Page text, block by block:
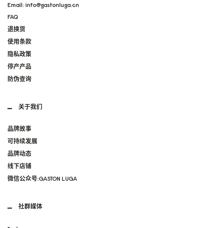
Email: info@gastonluga.cn
FAQ
退换货
使用条款
隐私政策
停产产品
防伪查询
关于我们
品牌故事
可持续发展
品牌动态
线下店铺
微信公众号:GASTON LUGA
社群媒体